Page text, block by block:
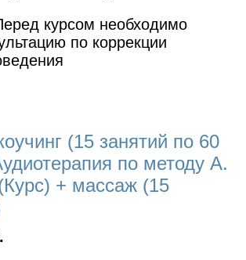
курсом необходимо
по коррекции
(15 занятий по 60
по методу А.
+ массаж (15